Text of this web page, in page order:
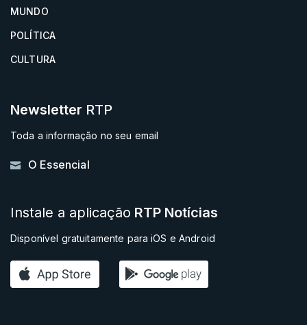
MUNDO
POLÍTICA
CULTURA
Newsletter RTP
Toda a informação no seu email
O Essencial
Instale a aplicação RTP Notícias
Disponível gratuitamente para iOS e Android